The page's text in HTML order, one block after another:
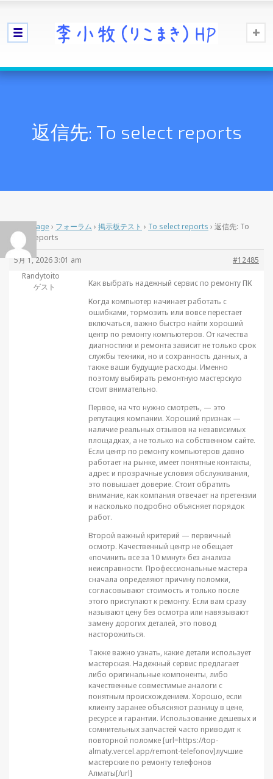
返信先: To select reports
Home Page › フォーラム › 掲示板テスト › To select reports › 返信先: To
select reports
5月 1, 2026 3:01 am
#12485
Randytoito
ゲスト
Как выбрать надежный сервис по ремонту ПК
Когда компьютер начинает работать с
ошибками, тормозить или вовсе перестает
включаться, важно быстро найти хороший
центр по ремонту компьютеров. От качества
диагностики и ремонта зависит не только срок
службы техники, но и сохранность данных, а
также ваши будущие расходы. Именно
поэтому выбирать ремонтную мастерскую
стоит внимательно.
Первое, на что нужно смотреть, — это
репутация компании. Хороший признак —
наличие реальных отзывов на независимых
площадках, а не только на собственном сайте.
Если центр по ремонту компьютеров давно
работает на рынке, имеет понятные контакты,
адрес и прозрачные условия обслуживания,
это повышает доверие. Стоит обратить
внимание, как компания отвечает на претензии
и насколько подробно объясняет порядок
работ.
Второй важный критерий — первичный
осмотр. Качественный центр не обещает
«починить все за 10 минут» без анализа
неисправности. Профессиональные мастера
сначала определяют причину поломки,
согласовывают стоимость и только после
этого приступают к ремонту. Если вам сразу
называют цену без осмотра или навязывают
замену дорогих деталей, это повод
насторожиться.
Также важно узнать, какие детали использует
мастерская. Надежный сервис предлагает
либо оригинальные компоненты, либо
качественные совместимые аналоги с
понятным происхождением. Хорошо, если
клиенту заранее объясняют разницу в цене,
ресурсе и гарантии. Использование дешевых и
сомнительных запчастей часто приводит к
повторной поломке [url=https://top-
almaty.vercel.app/remont-telefonov]лучшие
мастерские по ремонту телефонов
Алматы[/url]